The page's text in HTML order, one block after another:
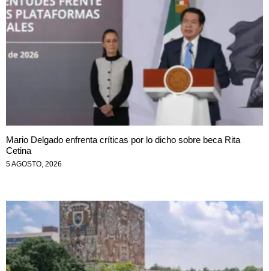
Mario Delgado enfrenta críticas por lo dicho sobre beca Rita
Cetina
5 AGOSTO, 2026